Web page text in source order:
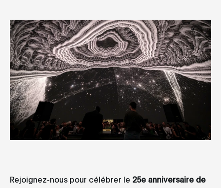
Rejoignez-nous pour célébrer le 25e anniversaire de